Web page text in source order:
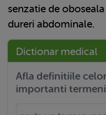
senzatie de
dureri abdominale.
Dictionar medical
Afla definitiile
importanti